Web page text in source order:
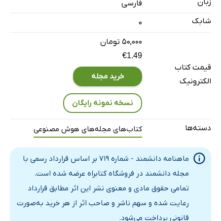
همراهتیم
سکوی اول و سوم «ایرانی» شد.
اقتصاد دانش‌بنیان
«سپاهان» دوست‌داشتنی
دانش امروز
درخشش ایرانی‌ها در فهرست دانشمندان 2 درصدی
کلاه‌سفیدها و «امنیت سایبری»
مجرمان در دام بانک ژنتیک!
بازارهای جهانی در میان بازوان ربات جراح ایرانی
ربات جراح سینا؛ قابلیت‌ها و مزیت‌ها
زبان
فارسی
شابک
0
قیمت کتاب
الکترونیک
۵۰,۰۰۰ تومان
€1.49
خرید مجله
نسخه نمونه رایگان
دسته‌ها کتاب‌های مجله‌های هوش مصنوعی
ماهنامه دانشمند - شماره 719 بر اساس قرارداد رسمی با
مجله دانشمند در فروشگاه کتابراه عرضه شده است.
تمامی حقوق مادی و معنوی نشر این اثر مطابق قرارداد
رعایت شده و سهم ناشر و صاحب اثر از هر خرید به‌صورت
قانونی پرداخت می‌شود.